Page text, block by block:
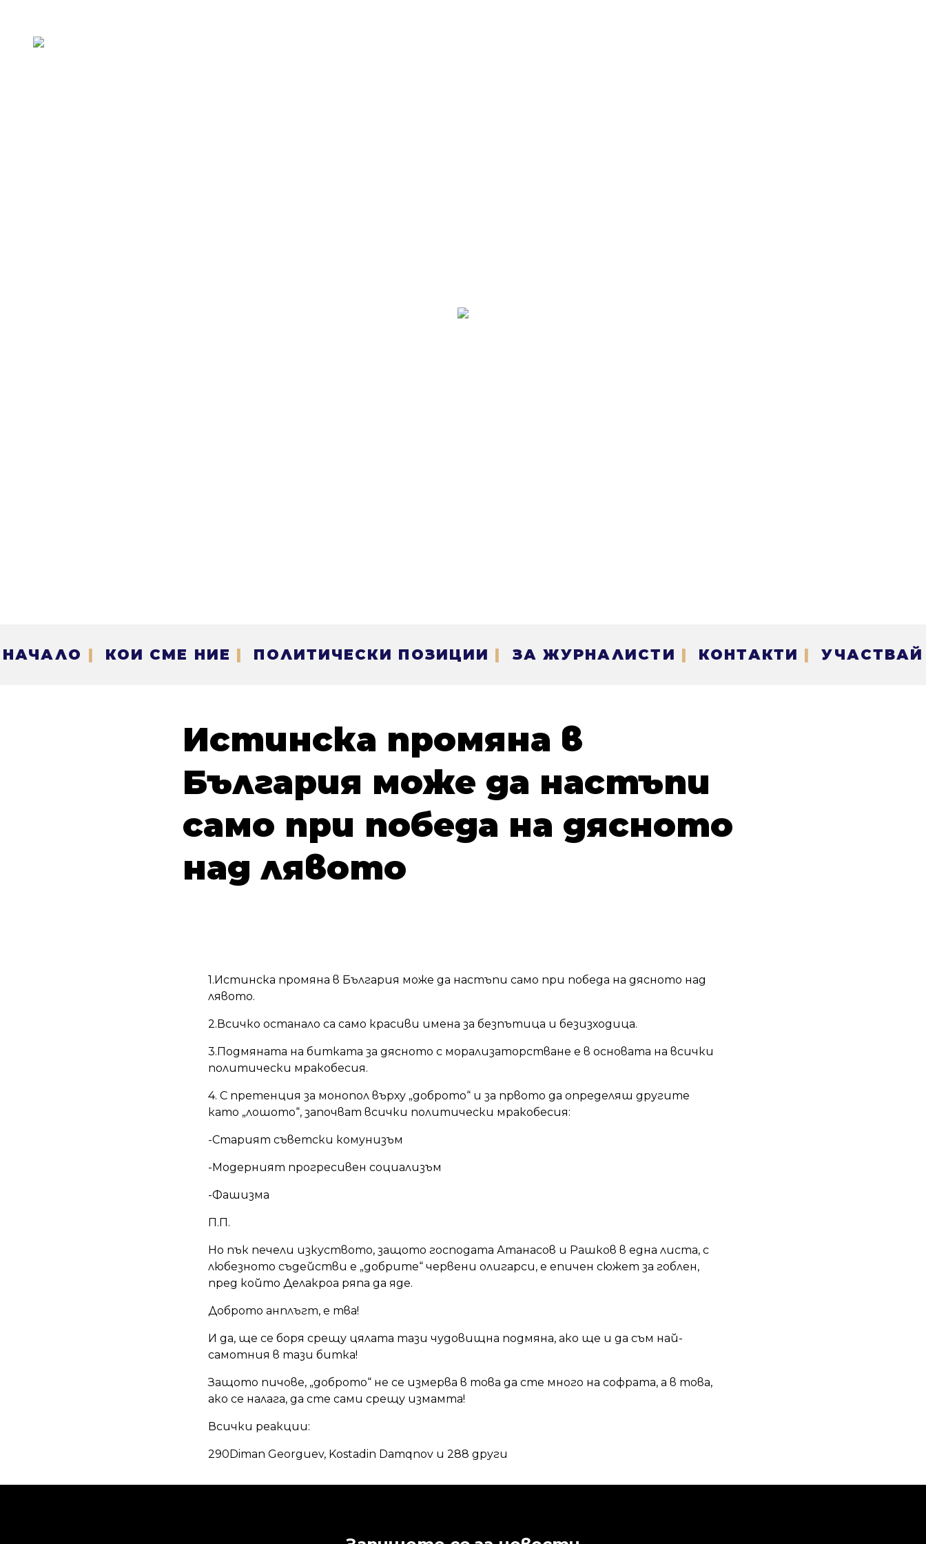
НАЧАЛО КОИ СМЕ НИЕ ПОЛИТИЧЕСКИ ПОЗИЦИИ ЗА ЖУРНАЛИСТИ КОНТАКТИ УЧАСТВАЙ
Истинска промяна в
България може да настъпи
само при победа на дясното
над лявото
1.Истинска промяна в България може да настъпи само при победа на дясното над
лявото.
2.Всичко останало са само красиви имена за безпътица и безизходица.
3.Подмяната на битката за дясното с морализаторстване е в основата на всички
политически мракобесия.
4. С претенция за монопол върху „доброто“ и за првото да определяш другите
като „лошото“, започват всички политически мракобесия:
-Старият съветски комунизъм
-Модерният прогресивен социализъм
-Фашизма
П.П.
Но пък печели изкуството, защото господата Атанасов и Рашков в една листа, с
любезното съдействи е „добрите“ червени олигарси, е епичен сюжет за гоблен,
пред който Делакроа ряпа да яде.
Доброто анплъгт, е тва!
И да, ще се боря срещу цялата тази чудовищна подмяна, ако ще и да съм най-
самотния в тази битка!
Защото пичове, „доброто“ не се измерва в това да сте много на софрата, а в това,
ако се налага, да сте сами срещу измамта!
Всички реакции:
290Diman Georguev, Kostadin Damqnov и 288 други